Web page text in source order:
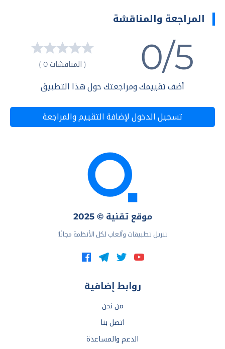
المراجعة والمناقشة
0/5 ( المناقشات 0 )
أضف تقييمك ومراجعتك حول هذا التطبيق
تسجيل الدخول لإضافة التقييم والمراجعة
موقع تقنية © 2025
تنزيل تطبيقات وألعاب لكل الأنظمة مجانًا!
روابط إضافية
من نحن
اتصل بنا
الدعم والمساعدة